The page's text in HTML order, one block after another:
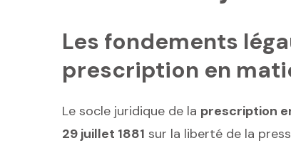
Les fondements
prescription en
Le socle juridique de la prescription
29 juillet 1881 sur la liberté de la